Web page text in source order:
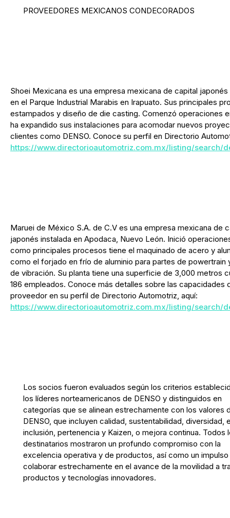
PROVEEDORES MEXICANOS CONDECORADOS
Shoei Mexicana es una empresa mexicana de capital japonés
en el Parque Industrial Marabis en Irapuato. Sus principales
estampados y diseño de die casting. Comenzó operaciones
ha expandido sus instalaciones para acomodar nuevos
clientes como DENSO. Conoce su perfil en Directorio
https://www.directorioautomotriz.com.mx/listing/search/
Maruei de México S.A. de C.V es una empresa mexicana de
japonés instalada en Apodaca, Nuevo León. Inició
como principales procesos tiene el maquinado de acero y
como el forjado en frío de aluminio para partes de powertrain
de vibración. Su planta tiene una superficie de 3,000 metros
186 empleados. Conoce más detalles sobre las capacidades
proveedor en su perfil de Directorio Automotriz, aquí:
https://www.directorioautomotriz.com.mx/listing/search/
Los socios fueron evaluados según los criterios
los líderes norteamericanos de DENSO y distinguidos en
categorías que se alinean estrechamente con los valores
DENSO, que incluyen calidad, sustentabilidad, diversidad,
inclusión, pertenencia y Kaizen, o mejora continua. Todos
destinatarios mostraron un profundo compromiso con la
excelencia operativa y de productos, así como un impulso
colaborar estrechamente en el avance de la movilidad a
productos y tecnologías innovadores.